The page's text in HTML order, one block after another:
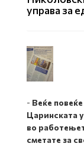
управа за
- Веќе
Царинската
во
сметате за